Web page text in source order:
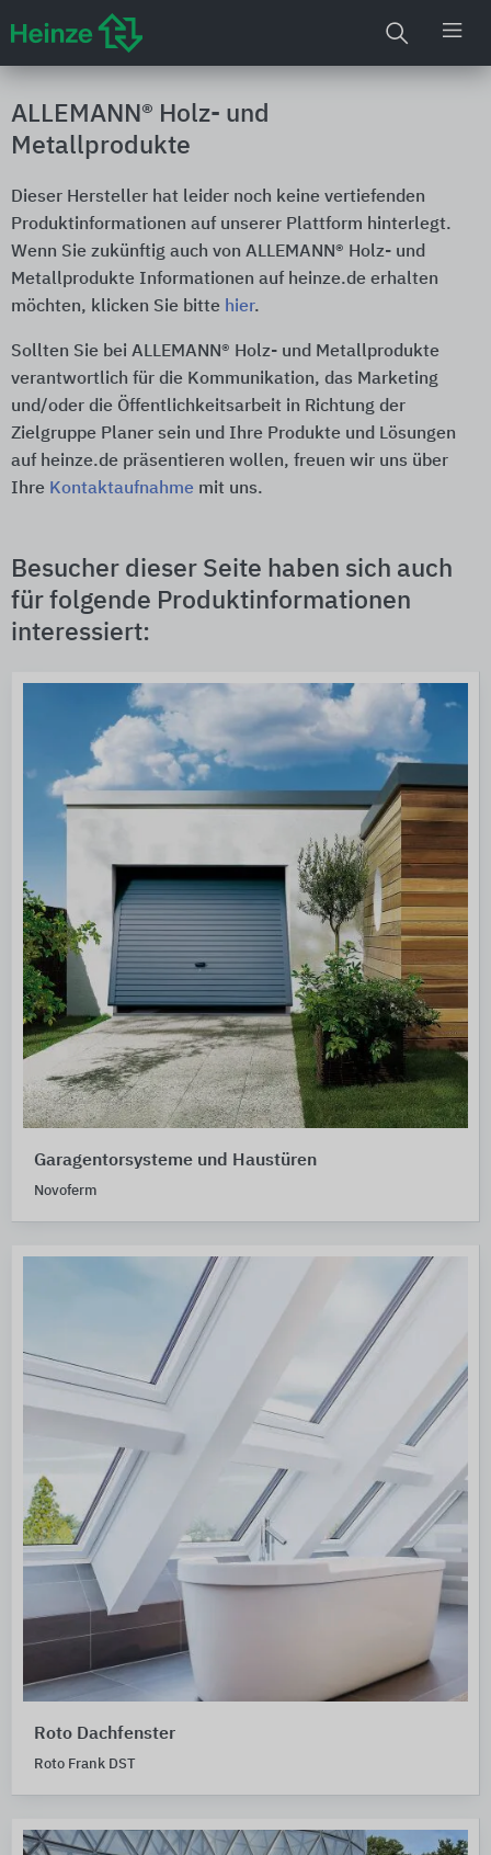
ALLEMANN® Holz- und
Metallprodukte
Dieser Hersteller hat leider noch keine vertiefenden
Produktinformationen auf unserer Plattform hinterlegt.
Wenn Sie zukünftig auch von ALLEMANN® Holz- und
Metallprodukte Informationen auf heinze.de erhalten
möchten, klicken Sie bitte hier.
Sollten Sie bei ALLEMANN® Holz- und Metallprodukte
verantwortlich für die Kommunikation, das Marketing
und/oder die Öffentlichkeitsarbeit in Richtung der
Zielgruppe Planer sein und Ihre Produkte und Lösungen
auf heinze.de präsentieren wollen, freuen wir uns über
Ihre Kontaktaufnahme mit uns.
Besucher dieser Seite haben sich auch
für folgende Produktinformationen
interessiert:
Garagentorsysteme und Haustüren
Novoferm
Roto Dachfenster
Roto Frank DST